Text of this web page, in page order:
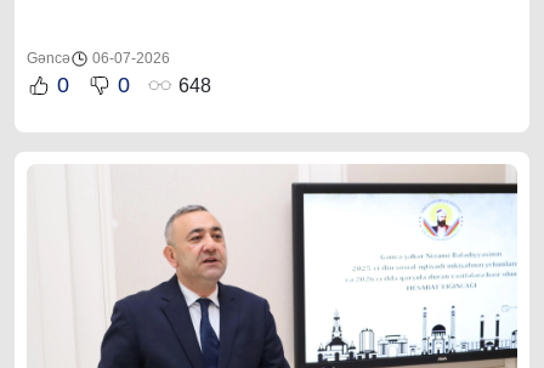
Gəncə 06-07-2026
0 0 648